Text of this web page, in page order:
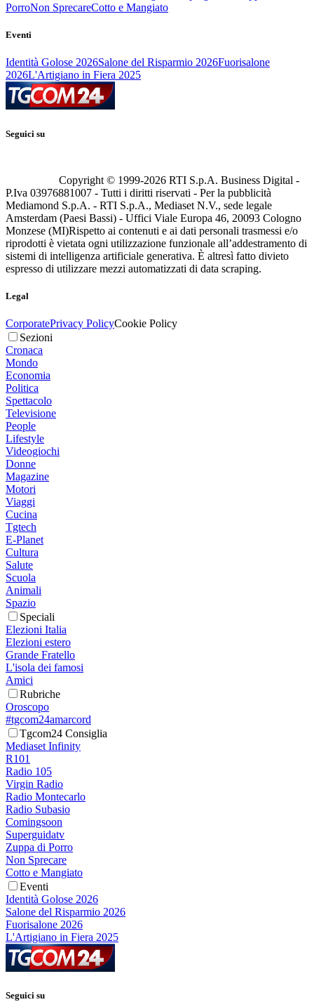
PorroNon SprecareCotto e Mangiato
Eventi
Identità Golose 2026Salone del Risparmio 2026Fuorisalone
2026L'Artigiano in Fiera 2025
Seguici su
Copyright © 1999-2026 RTI S.p.A. Business Digital -
P.Iva 03976881007 - Tutti i diritti riservati - Per la pubblicità
Mediamond S.p.A. - RTI S.p.A., Mediaset N.V., sede legale
Amsterdam (Paesi Bassi) - Uffici Viale Europa 46, 20093 Cologno
Monzese (MI)Rispetto ai contenuti e ai dati personali trasmessi e/o
riprodotti è vietata ogni utilizzazione funzionale all’addestramento di
sistemi di intelligenza artificiale generativa. È altresì fatto divieto
espresso di utilizzare mezzi automatizzati di data scraping.
Legal
CorporatePrivacy PolicyCookie Policy
Sezioni
Cronaca
Mondo
Economia
Politica
Spettacolo
Televisione
People
Lifestyle
Videogiochi
Donne
Magazine
Motori
Viaggi
Cucina
Tgtech
E-Planet
Cultura
Salute
Scuola
Animali
Spazio
Speciali
Elezioni Italia
Elezioni estero
Grande Fratello
L'isola dei famosi
Amici
Rubriche
Oroscopo
#tgcom24amarcord
Tgcom24 Consiglia
Mediaset Infinity
R101
Radio 105
Virgin Radio
Radio Montecarlo
Radio Subasio
Comingsoon
Superguidatv
Zuppa di Porro
Non Sprecare
Cotto e Mangiato
Eventi
Identità Golose 2026
Salone del Risparmio 2026
Fuorisalone 2026
L'Artigiano in Fiera 2025
Seguici su